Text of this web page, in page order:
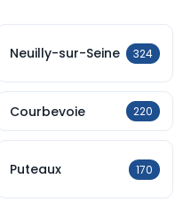
Neuilly-sur-Seine 324
Courbevoie 220
Puteaux 170